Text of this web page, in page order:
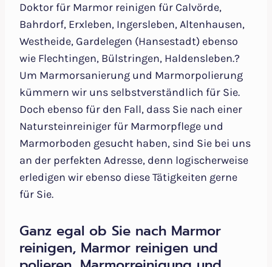
Doktor für Marmor reinigen für Calvörde,
Bahrdorf, Erxleben, Ingersleben, Altenhausen,
Westheide, Gardelegen (Hansestadt) ebenso
wie Flechtingen, Bülstringen, Haldensleben.?
Um Marmorsanierung und Marmorpolierung
kümmern wir uns selbstverständlich für Sie.
Doch ebenso für den Fall, dass Sie nach einer
Natursteinreiniger für Marmorpflege und
Marmorboden gesucht haben, sind Sie bei uns
an der perfekten Adresse, denn logischerweise
erledigen wir ebenso diese Tätigkeiten gerne
für Sie.
Ganz egal ob Sie nach Marmor
reinigen, Marmor reinigen und